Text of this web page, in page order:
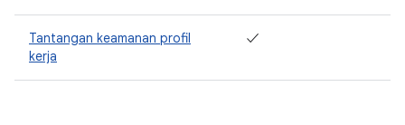
Tantangan keamanan profil
kerja
✓